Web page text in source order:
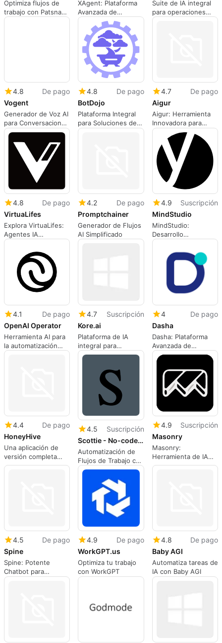
Optimiza flujos de
trabajo con Patsnap
Eureka
XAgent: Plataforma
Avanzada de
Desarrollo de
Chatbots
Suite de IA integral
para operaciones
comerciales
4.8
De pago
Vogent
Generador de Voz AI
para Conversaciones
Humanas
4.8
De pago
BotDojo
Plataforma Integral
para Soluciones de
IA
4.7
De pago
Aigur
Aigur: Herramienta
Innovadora para
Equipos de IA
4.8
De pago
VirtuaLifes
Explora VirtuaLifes:
Agentes IA
Personalizados
4.2
De pago
Promptchainer
Generador de Flujos
AI Simplificado
4.9
Suscripción
MindStudio
MindStudio:
Desarrollo
Simplificado de
Aplicaciones de IA
4.1
De pago
OpenAI Operator
Herramienta AI para
la automatización
web
4.7
Suscripción
Kore.ai
Plataforma de IA
integral para
empresas
4
De pago
Dasha
Dasha: Plataforma
Avanzada de
Agentes AI
4.4
De pago
HoneyHive
Una aplicación de
versión completa
para aplicaciones
4.5
Suscripción
Scottie - No-code AI Agents
Automatización de
Flujos de Trabajo con
Scottie
4.9
Suscripción
Masonry
Masonry:
Herramienta de IA
para la Productividad
4.5
De pago
Spine
Spine: Potente
Chatbot para
Integraciones AI
4.9
De pago
WorkGPT.us
Optimiza tu trabajo
con WorkGPT
4.8
De pago
Baby AGI
Automatiza tareas de
IA con Baby AGI